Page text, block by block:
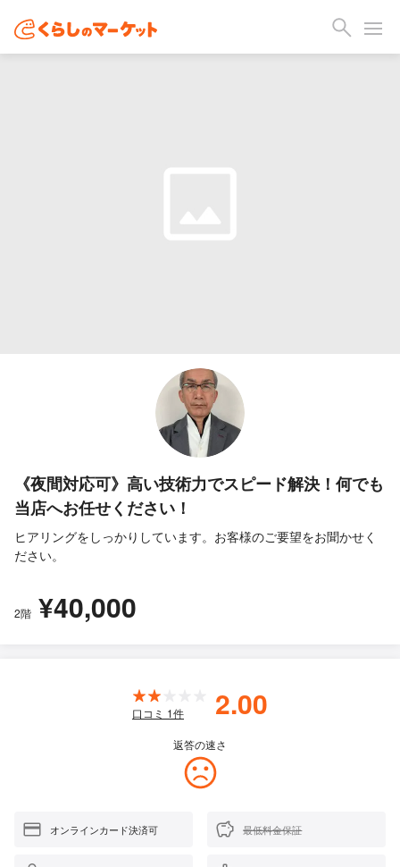
《夜間対応可》高い技術力でスピード解決！何でも
当店へお任せください！
ヒアリングをしっかりしています。お客様のご要望をお聞かせく
ださい。
2階 ¥40,000
口コミ 1件 2.00
返答の速さ
オンラインカード決済可 最低料金保証